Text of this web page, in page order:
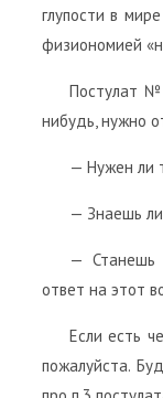
глупости в
физиономией
Постулат
нибудь, нужно
— Нужен ли
— Знаешь
— Станешь
ответ на этот
Если есть
пожалуйста.